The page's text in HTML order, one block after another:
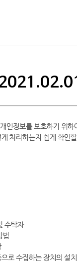
인정보를 보호하기 위
게 처리하는지 쉽게 확
수탁자
법
로 수집하는 장치의 설